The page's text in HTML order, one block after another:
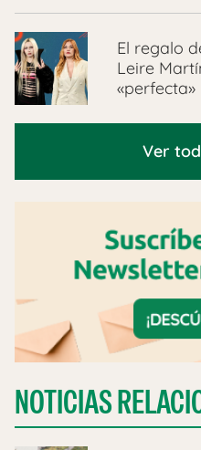
El regalo
Leire
«perfecta»
Ver
NOTICIAS